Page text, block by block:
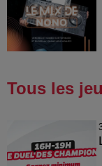
Tous les